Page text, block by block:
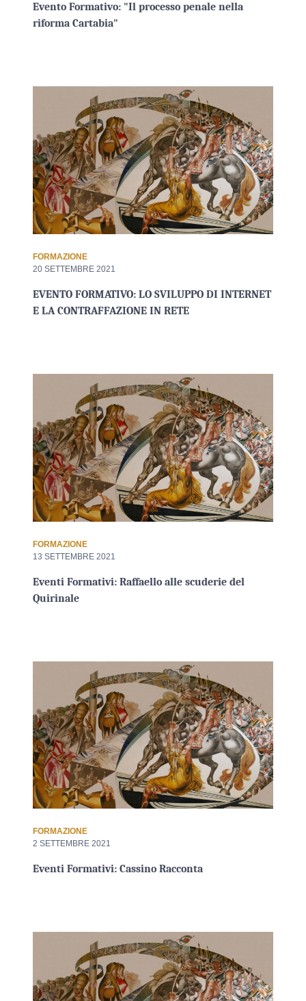
Evento Formativo: "Il processo penale nella
riforma Cartabia"
FORMAZIONE
20 SETTEMBRE 2021
EVENTO FORMATIVO: LO SVILUPPO DI INTERNET
E LA CONTRAFFAZIONE IN RETE
FORMAZIONE
13 SETTEMBRE 2021
Eventi Formativi: Raffaello alle scuderie del
Quirinale
FORMAZIONE
2 SETTEMBRE 2021
Eventi Formativi: Cassino Racconta